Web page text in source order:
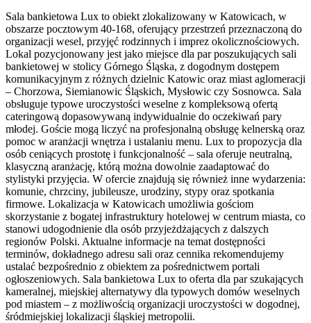
Sala bankietowa Lux to obiekt zlokalizowany w Katowicach, w
obszarze pocztowym 40-168, oferujący przestrzeń przeznaczoną do
organizacji wesel, przyjęć rodzinnych i imprez okolicznościowych.
Lokal pozycjonowany jest jako miejsce dla par poszukujących sali
bankietowej w stolicy Górnego Śląska, z dogodnym dostępem
komunikacyjnym z różnych dzielnic Katowic oraz miast aglomeracji
– Chorzowa, Siemianowic Śląskich, Mysłowic czy Sosnowca. Sala
obsługuje typowe uroczystości weselne z kompleksową ofertą
cateringową dopasowywaną indywidualnie do oczekiwań pary
młodej. Goście mogą liczyć na profesjonalną obsługę kelnerską oraz
pomoc w aranżacji wnętrza i ustalaniu menu. Lux to propozycja dla
osób ceniących prostotę i funkcjonalność – sala oferuje neutralną,
klasyczną aranżację, którą można dowolnie zaadaptować do
stylistyki przyjęcia. W ofercie znajdują się również inne wydarzenia:
komunie, chrzciny, jubileusze, urodziny, stypy oraz spotkania
firmowe. Lokalizacja w Katowicach umożliwia gościom
skorzystanie z bogatej infrastruktury hotelowej w centrum miasta, co
stanowi udogodnienie dla osób przyjeżdżających z dalszych
regionów Polski. Aktualne informacje na temat dostępności
terminów, dokładnego adresu sali oraz cennika rekomendujemy
ustalać bezpośrednio z obiektem za pośrednictwem portali
ogłoszeniowych. Sala bankietowa Lux to oferta dla par szukających
kameralnej, miejskiej alternatywy dla typowych domów weselnych
pod miastem – z możliwością organizacji uroczystości w dogodnej,
śródmiejskiej lokalizacji śląskiej metropolii.